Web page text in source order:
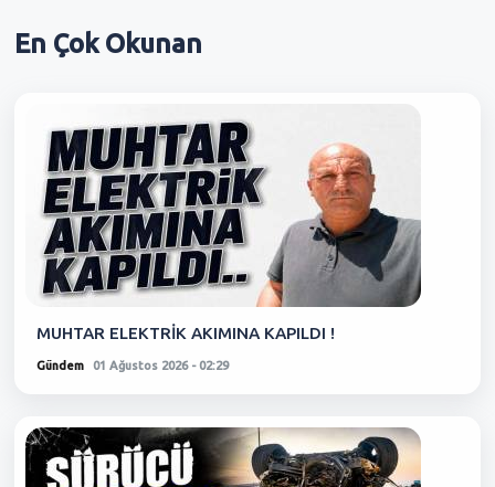
En ÇokOkunan
MUHTAR ELEKTRİK AKIMINA KAPILDI !
Gündem 01 Ağustos 2026 - 02:29